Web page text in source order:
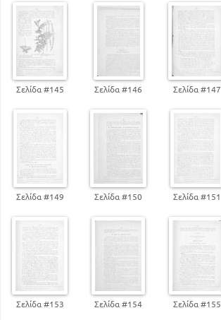
Σελίδα #145 Σελίδα #146 Σελίδα #147
Σελίδα #149 Σελίδα #150 Σελίδα #151
Σελίδα #153 Σελίδα #154 Σελίδα #155